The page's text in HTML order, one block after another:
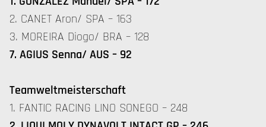
2. CANET Aron/ SPA – 163
3. MOREIRA Diogo/ BRA – 128
7. AGIUS Senna/ AUS – 92
Teamweltmeisterschaft
1. FANTIC RACING LINO SONEGO – 248